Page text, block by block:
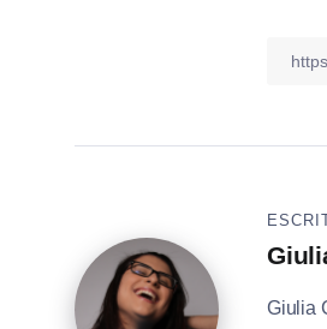
Giulia